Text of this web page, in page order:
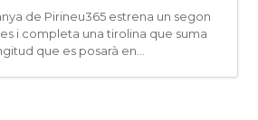
de Pirineu365 estrena un segon
i completa una tirolina que suma
que es posarà en...